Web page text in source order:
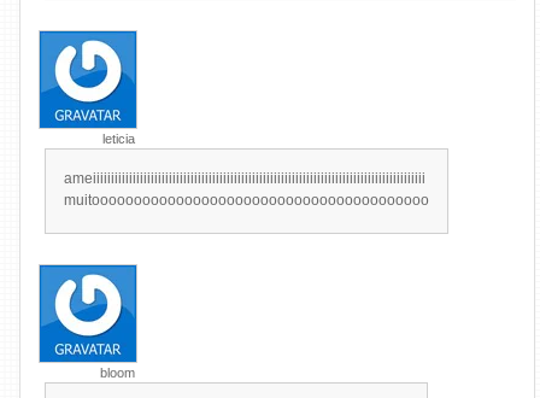
leticia
ameiiiiiiiiiiiiiiiiiiiiiiiiiiiiiiiiiiiiiiiiiiiiiiiiiiiiiiiiiiiiiiiiiiiiiiiiiiiiiiiiiiiiiiiiiiii
muitoooooooooooooooooooooooooooooooooooooooo
bloom